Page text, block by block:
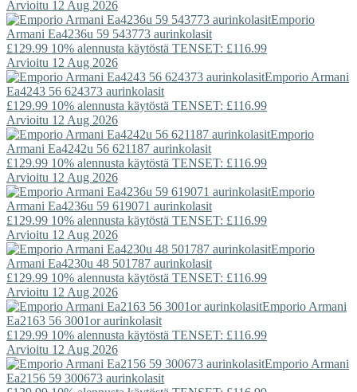
Arvioitu 12 Aug 2026
Emporio
Armani Ea4236u 59 543773 aurinkolasit
£129.99 10% alennusta käytöstä TENSET: £116.99
Arvioitu 12 Aug 2026
Emporio Armani
Ea4243 56 624373 aurinkolasit
£129.99 10% alennusta käytöstä TENSET: £116.99
Arvioitu 12 Aug 2026
Emporio
Armani Ea4242u 56 621187 aurinkolasit
£129.99 10% alennusta käytöstä TENSET: £116.99
Arvioitu 12 Aug 2026
Emporio
Armani Ea4236u 59 619071 aurinkolasit
£129.99 10% alennusta käytöstä TENSET: £116.99
Arvioitu 12 Aug 2026
Emporio
Armani Ea4230u 48 501787 aurinkolasit
£129.99 10% alennusta käytöstä TENSET: £116.99
Arvioitu 12 Aug 2026
Emporio Armani
Ea2163 56 3001or aurinkolasit
£129.99 10% alennusta käytöstä TENSET: £116.99
Arvioitu 12 Aug 2026
Emporio Armani
Ea2156 59 300673 aurinkolasit